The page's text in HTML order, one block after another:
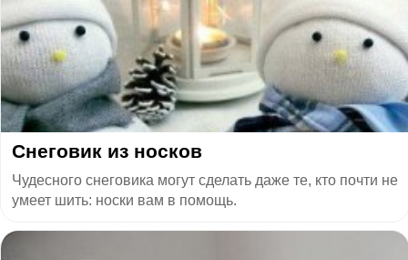
Снеговик из носков
Чудесного снеговика могут сделать даже те, кто почти не
умеет шить: носки вам в помощь.